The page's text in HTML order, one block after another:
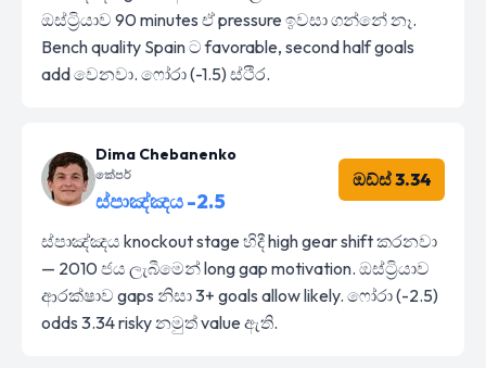
ඔස්ට්‍රියාව 90 minutes ඒ pressure ඉවසා ගන්නේ නෑ.
Bench quality Spain ට favorable, second half goals
add වෙනවා. ෆෝරා (-1.5) ස්ථිර.
Dima Chebanenko
කේපර්
ස්පාඤ්ඤය -2.5
ඔඩ්ස් 3.34
ස්පාඤ්ඤය knockout stage හිදී high gear shift කරනවා
— 2010 ජය ලැබීමෙන් long gap motivation. ඔස්ට්‍රියාව
ආරක්ෂාව gaps නිසා 3+ goals allow likely. ෆෝරා (-2.5)
odds 3.34 risky නමුත් value ඇති.